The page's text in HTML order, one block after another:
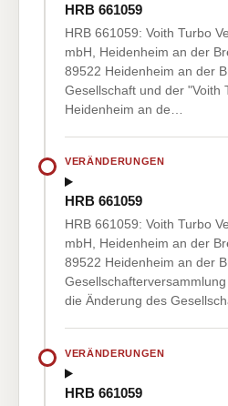
HRB 661059
HRB 661059: Voith Turbo
mbH, Heidenheim an der
89522 Heidenheim an der
Gesellschaft und der "Voith
Heidenheim an de…
VERÄNDERUNGEN
HRB 661059
HRB 661059: Voith Turbo
mbH, Heidenheim an der
89522 Heidenheim an der
die Änderung des
VERÄNDERUNGEN
HRB 661059